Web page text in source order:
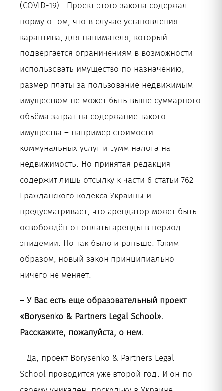
(COVID-19). Проект этого закона содержал
норму о том, что в случае установления
карантина, для нанимателя, который
подвергается ограничениям в возможности
использовать имущество по назначению,
размер платы за пользование недвижимым
имуществом не может быть выше суммарного
объёма затрат на содержание такого
имущества – например стоимости
коммунальных услуг и сумм налога на
недвижимость. Но принятая редакция
содержит лишь отсылку к части 6 статьи 762
Гражданского кодекса Украины и
предусматривает, что арендатор может быть
освобождён от оплаты аренды в период
эпидемии. Но так было и раньше. Таким
образом, новый закон принципиально
ничего не меняет.
– У Вас есть еще образовательный проект
«Borysenko & Partners Legal School».
Расскажите, пожалуйста, о нем.
– Да, проект Borysenko & Partners Legal
School проводится уже второй год. И он по-